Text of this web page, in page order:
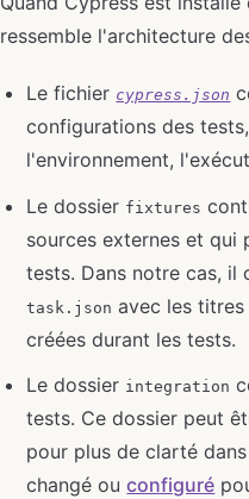
ressemble l'architecture
Le fichier cypress.json
configurations des
l'environnement,
Le dossier fixtures
sources externes et qui
tests. Dans notre cas, il
task.json avec les
créées durant les tests.
Le dossier integration
tests. Ce dossier peut
pour plus de clarté
changé ouconfiguré